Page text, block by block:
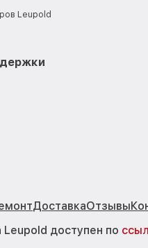
Leupold
ДоставкаОтзывы
доступен по